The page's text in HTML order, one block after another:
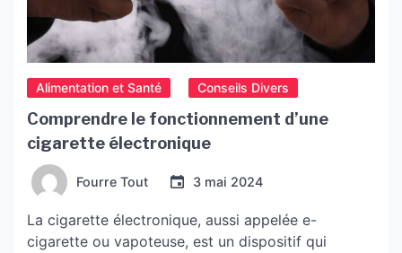
Alimentation et Santé Conseils Divers
Comprendre le fonctionnement d’une
cigarette électronique
Fourre Tout 3 mai 2024
La cigarette électronique, aussi appelée e-
cigarette ou vapoteuse, est un dispositif qui